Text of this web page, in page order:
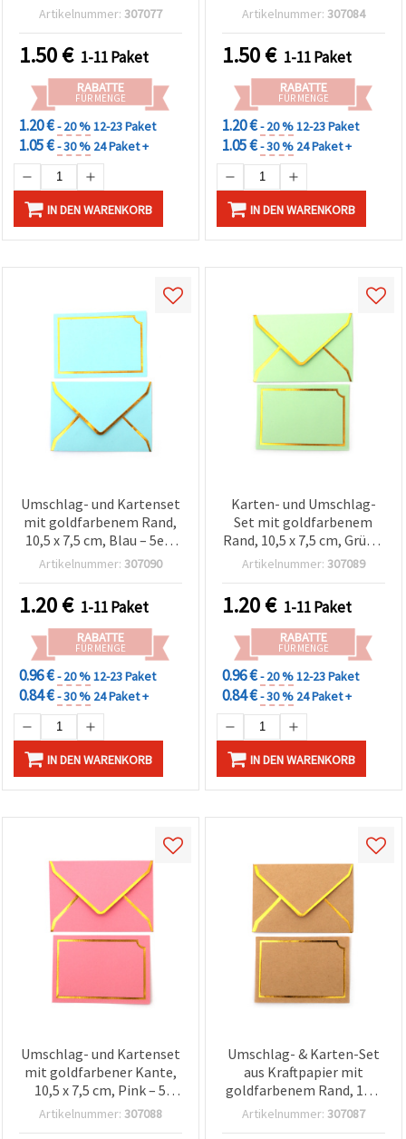
Artikelnummer: 307077
1.50€ 1-11 Paket
RABATTE
FÜR MENGE
1.20 €- 20 %12-23 Paket
1.05 €- 30 % 24 Paket +
IN DEN WARENKORB
Artikelnummer: 307084
1.50€ 1-11 Paket
RABATTE
FÜR MENGE
1.20 €- 20 %12-23 Paket
1.05 €- 30 % 24 Paket +
IN DEN WARENKORB
Umschlag- und Kartenset
mit goldfarbenem Rand,
10,5 x 7,5 cm, Blau – 5er-
Pack, ideal zum Basteln &
Artikelnummer: 307090
1.20€ 1-11 Paket
RABATTE
FÜR MENGE
0.96 €- 20 %12-23 Paket
0.84 €- 30 % 24 Paket +
IN DEN WARENKORB
Karten- und Umschlag-
Set mit goldfarbenem
Rand, 10,5 x 7,5 cm, Grün –
5 Stück
Artikelnummer: 307089
1.20€ 1-11 Paket
RABATTE
FÜR MENGE
0.96 €- 20 %12-23 Paket
0.84 €- 30 % 24 Paket +
IN DEN WARENKORB
Umschlag- und Kartenset
mit goldfarbener Kante,
10,5 x 7,5 cm, Pink – 5
Stück, für Kartenbasteln
Artikelnummer: 307088
Umschlag- & Karten-Set
aus Kraftpapier mit
goldfarbenem Rand, 10,5
x 7,5 cm, kraftbraun – 5
Artikelnummer: 307087